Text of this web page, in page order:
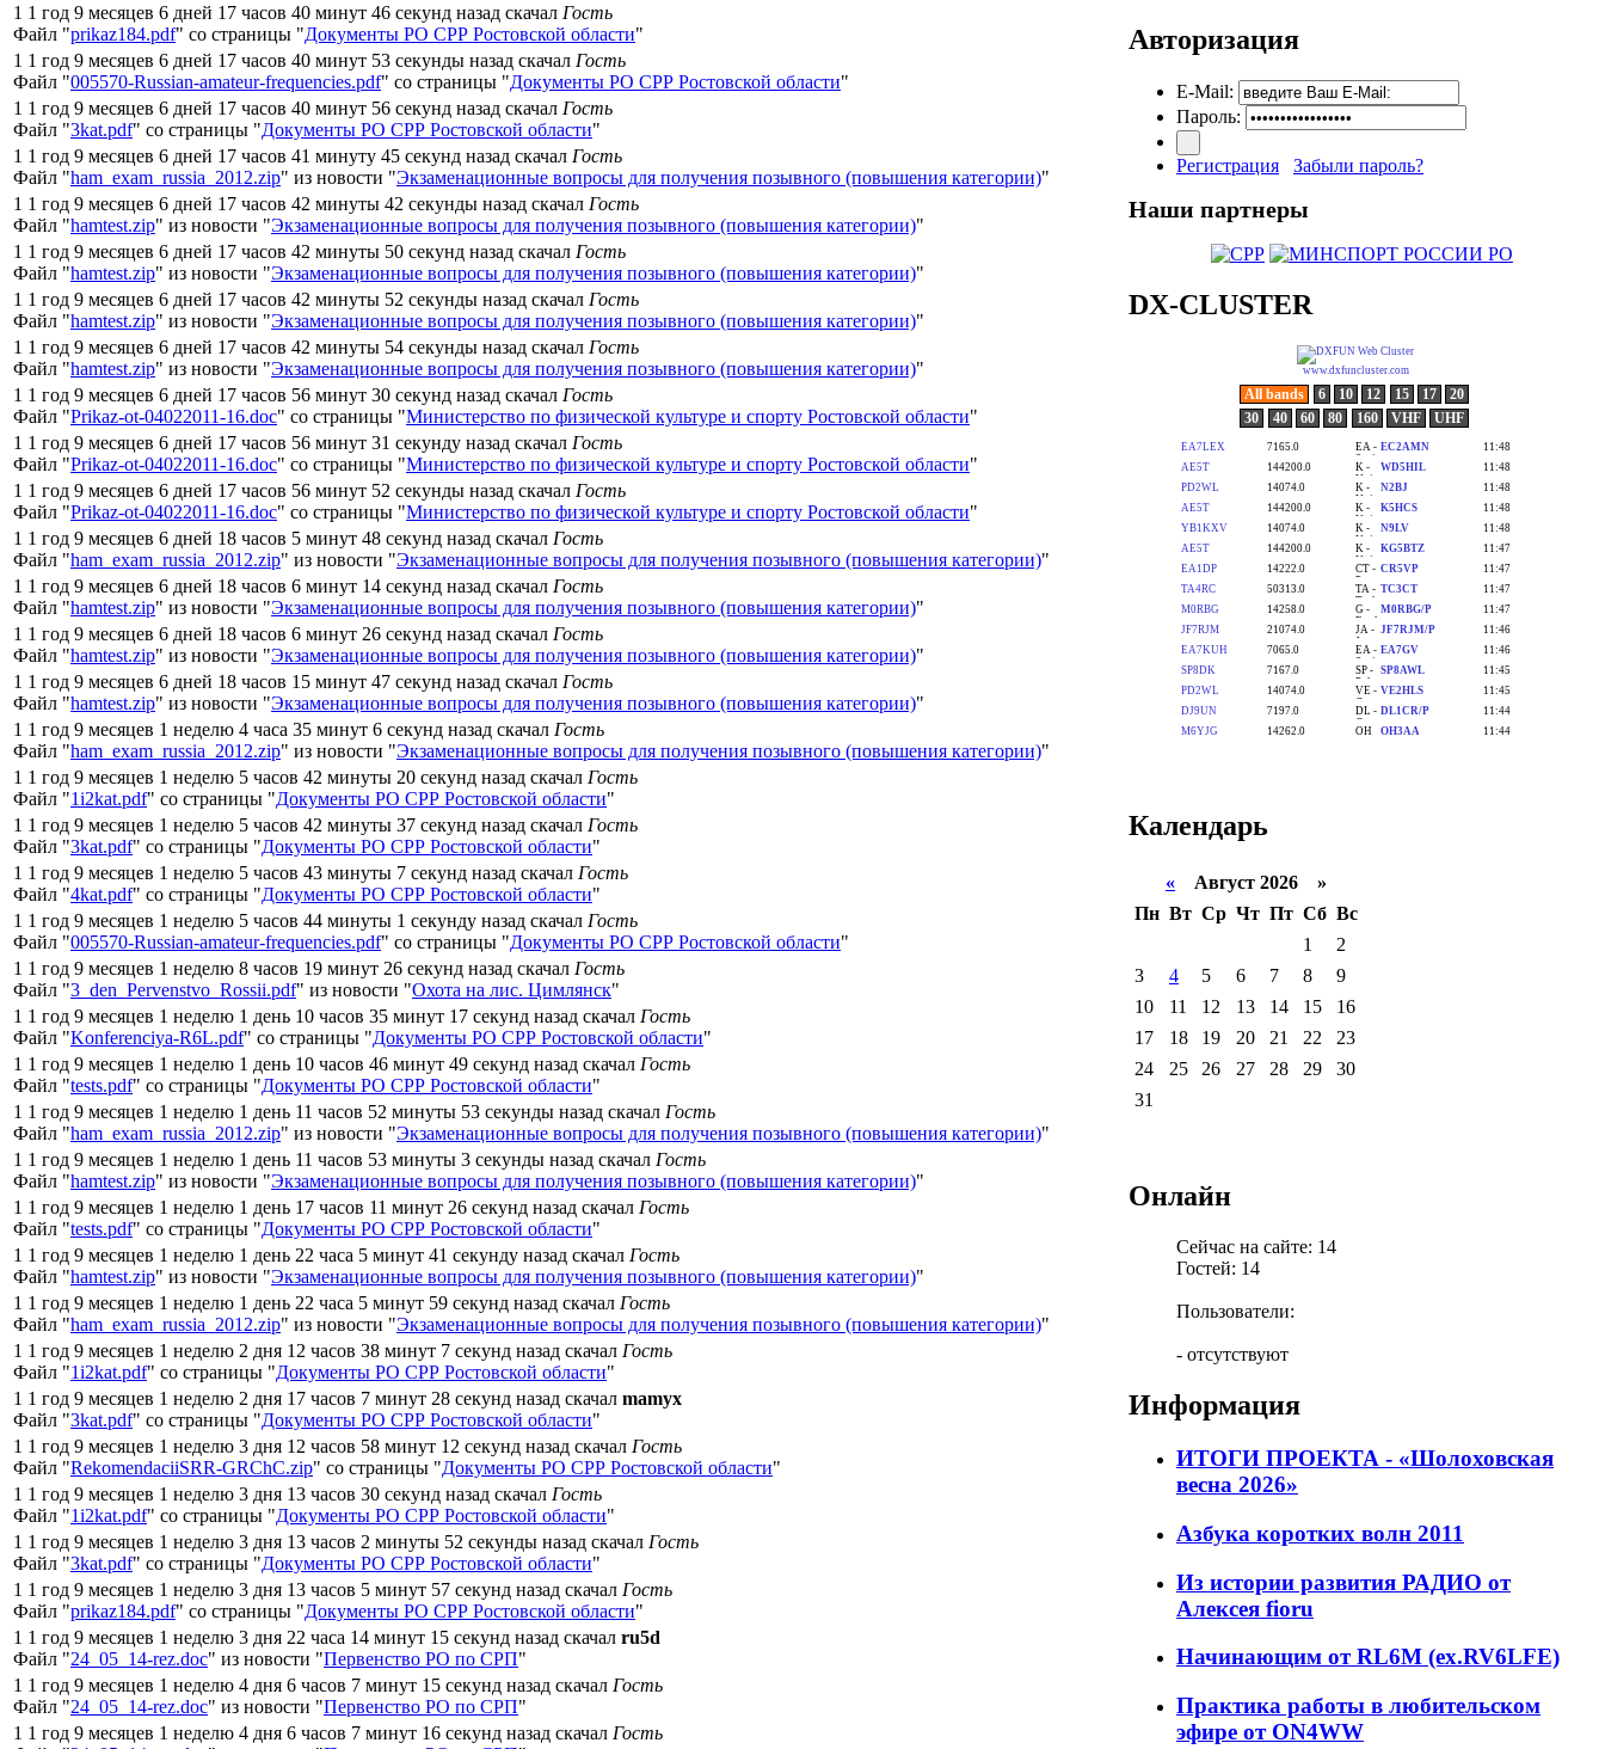
1 1 год 9 месяцев 6 дней 17 часов 40 минут 46 секунд назад скачал Гость
Файл "prikaz184.pdf" со страницы "Документы РО СРР Ростовской области"
1 1 год 9 месяцев 6 дней 17 часов 40 минут 53 секунды назад скачал Гость
Файл "005570-Russian-amateur-frequencies.pdf" со страницы "Документы РО СРР Ростовской области"
1 1 год 9 месяцев 6 дней 17 часов 40 минут 56 секунд назад скачал Гость
Файл "3kat.pdf" со страницы "Документы РО СРР Ростовской области"
1 1 год 9 месяцев 6 дней 17 часов 41 минуту 45 секунд назад скачал Гость
Файл "ham_exam_russia_2012.zip" из новости "Экзаменационные вопросы для получения позывного (повышения категории)"
1 1 год 9 месяцев 6 дней 17 часов 42 минуты 42 секунды назад скачал Гость
Файл "hamtest.zip" из новости "Экзаменационные вопросы для получения позывного (повышения категории)"
1 1 год 9 месяцев 6 дней 17 часов 42 минуты 50 секунд назад скачал Гость
Файл "hamtest.zip" из новости "Экзаменационные вопросы для получения позывного (повышения категории)"
1 1 год 9 месяцев 6 дней 17 часов 42 минуты 52 секунды назад скачал Гость
Файл "hamtest.zip" из новости "Экзаменационные вопросы для получения позывного (повышения категории)"
1 1 год 9 месяцев 6 дней 17 часов 42 минуты 54 секунды назад скачал Гость
Файл "hamtest.zip" из новости "Экзаменационные вопросы для получения позывного (повышения категории)"
1 1 год 9 месяцев 6 дней 17 часов 56 минут 30 секунд назад скачал Гость
Файл "Prikaz-ot-04022011-16.doc" со страницы "Министерство по физической культуре и спорту Ростовской области"
1 1 год 9 месяцев 6 дней 17 часов 56 минут 31 секунду назад скачал Гость
Файл "Prikaz-ot-04022011-16.doc" со страницы "Министерство по физической культуре и спорту Ростовской области"
1 1 год 9 месяцев 6 дней 17 часов 56 минут 52 секунды назад скачал Гость
Файл "Prikaz-ot-04022011-16.doc" со страницы "Министерство по физической культуре и спорту Ростовской области"
1 1 год 9 месяцев 6 дней 18 часов 5 минут 48 секунд назад скачал Гость
Файл "ham_exam_russia_2012.zip" из новости "Экзаменационные вопросы для получения позывного (повышения категории)"
1 1 год 9 месяцев 6 дней 18 часов 6 минут 14 секунд назад скачал Гость
Файл "hamtest.zip" из новости "Экзаменационные вопросы для получения позывного (повышения категории)"
1 1 год 9 месяцев 6 дней 18 часов 6 минут 26 секунд назад скачал Гость
Файл "hamtest.zip" из новости "Экзаменационные вопросы для получения позывного (повышения категории)"
1 1 год 9 месяцев 6 дней 18 часов 15 минут 47 секунд назад скачал Гость
Файл "hamtest.zip" из новости "Экзаменационные вопросы для получения позывного (повышения категории)"
1 1 год 9 месяцев 1 неделю 4 часа 35 минут 6 секунд назад скачал Гость
Файл "ham_exam_russia_2012.zip" из новости "Экзаменационные вопросы для получения позывного (повышения категории)"
1 1 год 9 месяцев 1 неделю 5 часов 42 минуты 20 секунд назад скачал Гость
Файл "1i2kat.pdf" со страницы "Документы РО СРР Ростовской области"
1 1 год 9 месяцев 1 неделю 5 часов 42 минуты 37 секунд назад скачал Гость
Файл "3kat.pdf" со страницы "Документы РО СРР Ростовской области"
1 1 год 9 месяцев 1 неделю 5 часов 43 минуты 7 секунд назад скачал Гость
Файл "4kat.pdf" со страницы "Документы РО СРР Ростовской области"
1 1 год 9 месяцев 1 неделю 5 часов 44 минуты 1 секунду назад скачал Гость
Файл "005570-Russian-amateur-frequencies.pdf" со страницы "Документы РО СРР Ростовской области"
1 1 год 9 месяцев 1 неделю 8 часов 19 минут 26 секунд назад скачал Гость
Файл "3_den_Pervenstvo_Rossii.pdf" из новости "Охота на лис. Цимлянск"
1 1 год 9 месяцев 1 неделю 1 день 10 часов 35 минут 17 секунд назад скачал Гость
Файл "Konferenciya-R6L.pdf" со страницы "Документы РО СРР Ростовской области"
1 1 год 9 месяцев 1 неделю 1 день 10 часов 46 минут 49 секунд назад скачал Гость
Файл "tests.pdf" со страницы "Документы РО СРР Ростовской области"
1 1 год 9 месяцев 1 неделю 1 день 11 часов 52 минуты 53 секунды назад скачал Гость
Файл "ham_exam_russia_2012.zip" из новости "Экзаменационные вопросы для получения позывного (повышения категории)"
1 1 год 9 месяцев 1 неделю 1 день 11 часов 53 минуты 3 секунды назад скачал Гость
Файл "hamtest.zip" из новости "Экзаменационные вопросы для получения позывного (повышения категории)"
1 1 год 9 месяцев 1 неделю 1 день 17 часов 11 минут 26 секунд назад скачал Гость
Файл "tests.pdf" со страницы "Документы РО СРР Ростовской области"
1 1 год 9 месяцев 1 неделю 1 день 22 часа 5 минут 41 секунду назад скачал Гость
Файл "hamtest.zip" из новости "Экзаменационные вопросы для получения позывного (повышения категории)"
1 1 год 9 месяцев 1 неделю 1 день 22 часа 5 минут 59 секунд назад скачал Гость
Файл "ham_exam_russia_2012.zip" из новости "Экзаменационные вопросы для получения позывного (повышения категории)"
1 1 год 9 месяцев 1 неделю 2 дня 12 часов 38 минут 7 секунд назад скачал Гость
Файл "1i2kat.pdf" со страницы "Документы РО СРР Ростовской области"
1 1 год 9 месяцев 1 неделю 2 дня 17 часов 7 минут 28 секунд назад скачал mamyx
Файл "3kat.pdf" со страницы "Документы РО СРР Ростовской области"
1 1 год 9 месяцев 1 неделю 3 дня 12 часов 58 минут 12 секунд назад скачал Гость
Файл "RekomendaciiSRR-GRChC.zip" со страницы "Документы РО СРР Ростовской области"
1 1 год 9 месяцев 1 неделю 3 дня 13 часов 30 секунд назад скачал Гость
Файл "1i2kat.pdf" со страницы "Документы РО СРР Ростовской области"
1 1 год 9 месяцев 1 неделю 3 дня 13 часов 2 минуты 52 секунды назад скачал Гость
Файл "3kat.pdf" со страницы "Документы РО СРР Ростовской области"
1 1 год 9 месяцев 1 неделю 3 дня 13 часов 5 минут 57 секунд назад скачал Гость
Файл "prikaz184.pdf" со страницы "Документы РО СРР Ростовской области"
1 1 год 9 месяцев 1 неделю 3 дня 22 часа 14 минут 15 секунд назад скачал ru5d
Файл "24_05_14-rez.doc" из новости "Первенство РО по СРП"
1 1 год 9 месяцев 1 неделю 4 дня 6 часов 7 минут 15 секунд назад скачал Гость
Файл "24_05_14-rez.doc" из новости "Первенство РО по СРП"
1 1 год 9 месяцев 1 неделю 4 дня 6 часов 7 минут 16 секунд назад скачал Гость
Авторизация
E-Mail:
Пароль:
Регистрация Забыли пароль?
Наши партнеры
DX-CLUSTER
Календарь
« Август 2026 »
Пн Вт Ср Чт Пт Сб Вс
1
2
3
4 5 6 7 8
9
10
11 12 13 14 15
16
17
18 19 20 21 22
23
24
25 26 27 28 29
30
31
Онлайн
Сейчас на сайте: 14
Гостей: 14
Пользователи:
- отсутствуют
Информация
ИТОГИ ПРОЕКТА - «Шолоховская
весна 2026»
Азбука коротких волн 2011
Из истории развития РАДИО от
Алексея fioru
Начинающим от RL6M (ex.RV6LFE)
Практика работы в любительском
эфире от ON4WW